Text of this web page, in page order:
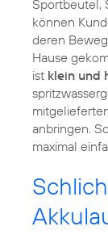
Sportbeutel,
können
deren
Hause
ist klein und
anbringen.
maximal